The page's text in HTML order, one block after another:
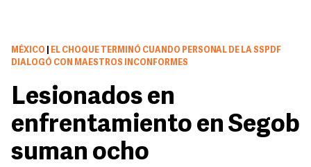
MÉXICO
EL CHOQUE TERMINÓ CUANDO PERSONAL DE LA SSPDF
DIALOGÓ CON MAESTROS INCONFORMES
Lesionados en
enfrentamiento en Segob
suman ocho